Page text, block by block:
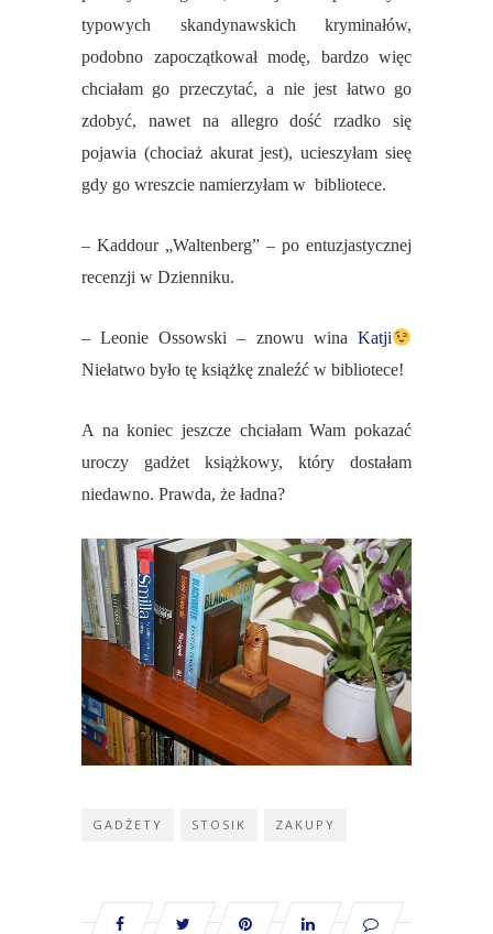
typowych skandynawskich kryminałów,
podobno zapoczątkował modę, bardzo więc
chciałam go przeczytać, a nie jest łatwo go
zdobyć, nawet na allegro dość rzadko się
pojawia (chociaż akurat jest), ucieszyłam sieę
gdy go wreszcie namierzyłam w bibliotece.
– Kaddour „Waltenberg” – po entuzjastycznej
recenzji w Dzienniku.
– Leonie Ossowski – znowu wina Katji
Niełatwo było tę książkę znaleźć w bibliotece!
A na koniec jeszcze chciałam Wam pokazać
uroczy gadżet książkowy, który dostałam
niedawno. Prawda, że ładna?
GADŻETY STOSIK ZAKUPY